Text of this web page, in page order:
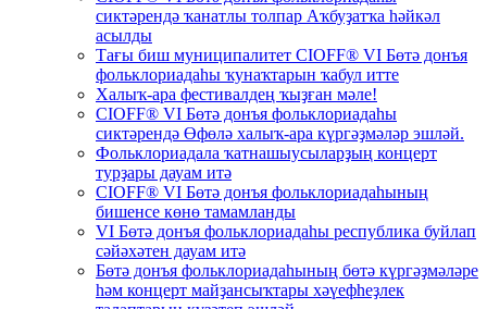
сиктәрендә ҡанатлы толпар Аҡбуҙатҡа һәйкәл
асылды
Тағы биш муниципалитет CIOFF® VI Бөтә донъя
фольклориадаһы ҡунаҡтарын ҡабул итте
Халыҡ-ара фестивалдең ҡыҙған мәле!
CIOFF® VI Бөтә донъя фольклориадаһы
сиктәрендә Өфөлә халыҡ-ара күргәҙмәләр эшләй.
Фольклориадала ҡатнашыусыларҙың концерт
турҙары дауам итә
CIOFF® VI Бөтә донъя фольклориадаһының
бишенсе көнө тамамланды
VI Бөтә донъя фольклориадаһы республика буйлап
сәйәхәтен дауам итә
Бөтә донъя фольклориадаһының бөтә күргәҙмәләре
һәм концерт майҙансыҡтары хәүефһеҙлек